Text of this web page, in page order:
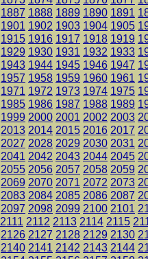
1887 1888 1889 1890 1891
1901 1902 1903 1904 1905
1915 1916 1917 1918 1919
1929 1930 1931 1932 1933
1943 1944 1945 1946 1947
1957 1958 1959 1960 1961
1971 1972 1973 1974 1975
1985 1986 1987 1988 1989
1999 2000 2001 2002 2003
2013 2014 2015 2016 2017
2027 2028 2029 2030 2031
2041 2042 2043 2044 2045
2055 2056 2057 2058 2059
2069 2070 2071 2072 2073
2083 2084 2085 2086 2087
2097 2098 2099 2100 2101
2111 2112 2113 2114 2115
2126 2127 2128 2129 2130
2140 2141 2142 2143 2144